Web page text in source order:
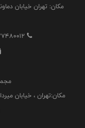
مکان: تهران خیابان
مکان:تهران ، خیابان